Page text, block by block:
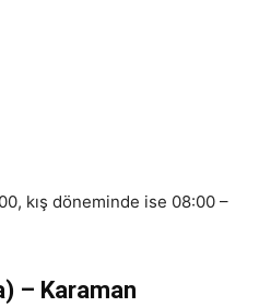
kış döneminde ise 08:00 –
– Karaman